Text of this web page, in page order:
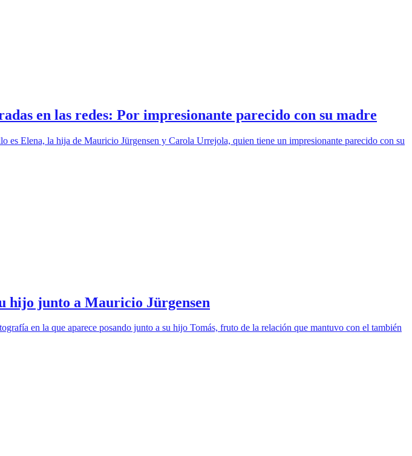
en las redes: Por impresionante parecido con su madre
es Elena, la hija de Mauricio Jürgensen y Carola Urrejola, quien tiene un impresionante parecido con su
hijo junto a Mauricio Jürgensen
en la que aparece posando junto a su hijo Tomás, fruto de la relación que mantuvo con el también